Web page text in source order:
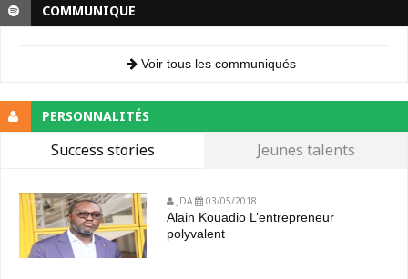
COMMUNIQUE
Voir tous les communiqués
PERSONNALITÉS
Success stories Jeunes talents
JDA 03/05/2018
Alain Kouadio L’entrepreneur
polyvalent